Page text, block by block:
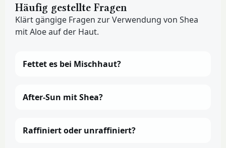
Häufig gestellte Fragen
Klärt gängige Fragen zur Verwendung von Shea
mit Aloe auf der Haut.
Fettet es bei Mischhaut?
After-Sun mit Shea?
Raffiniert oder unraffiniert?